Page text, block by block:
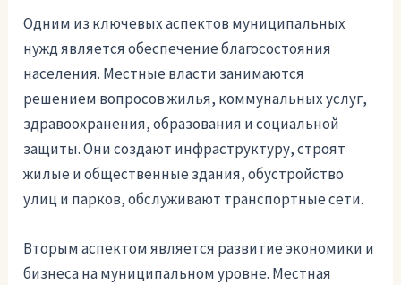
Одним из ключевых аспектов муниципальных
нужд является обеспечение благосостояния
населения. Местные власти занимаются
решением вопросов жилья, коммунальных услуг,
здравоохранения, образования и социальной
защиты. Они создают инфраструктуру, строят
жилые и общественные здания, обустройство
улиц и парков, обслуживают транспортные сети.
Вторым аспектом является развитие экономики и
бизнеса на муниципальном уровне. Местная